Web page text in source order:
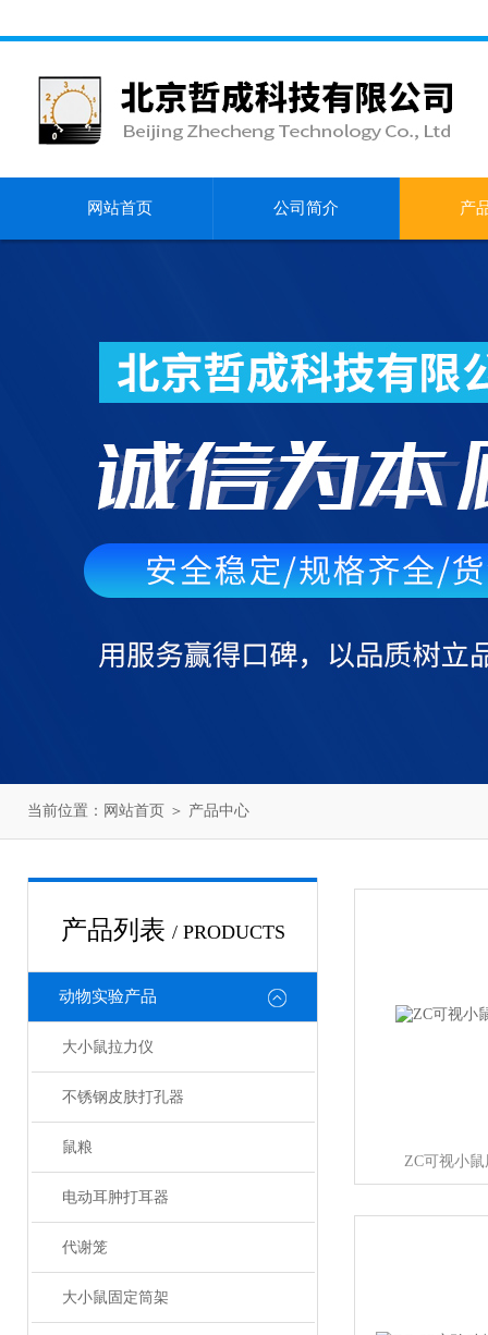
网站首页 公司简介 产
当前位置： 网站首页 ＞ 产品中心
产品列表 / PRODUCTS
动物实验产品
大小鼠拉力仪
不锈钢皮肤打孔器
鼠粮
电动耳肿打耳器
代谢笼
大小鼠固定筒架
ZC可视小